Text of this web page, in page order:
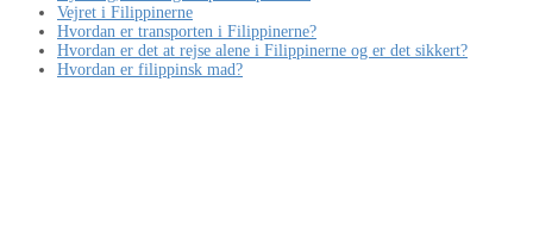
Vejret i Filippinerne
Hvordan er transporten i Filippinerne?
Hvordan er det at rejse alene i Filippinerne og er det sikkert?
Hvordan er filippinsk mad?